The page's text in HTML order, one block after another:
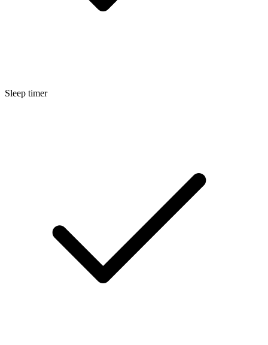
Sleep timer